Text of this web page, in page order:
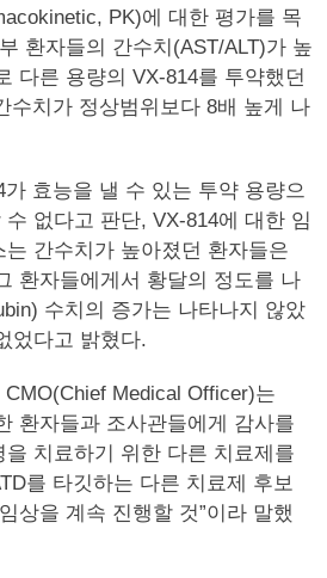
PK)에 대한 평가를 목
환자들의 간수치(AST/ALT)가 높
다른 용량의 VX-814를 투약했던
수치가 정상범위보다 8배 높게 나
효능을 낼 수 있는 투약 용량으
없다고 판단, VX-814에 대한 임
간수치가 높아졌던 환자들은
환자들에게서 황달의 정도를 나
수치의 증가는 나타나지 않았
었다고 밝혔다.
Medical Officer)는
환자들과 조사관들에게 감사를
치료하기 위한 다른 치료제를
를 타깃하는 다른 치료제 후보
상을 계속 진행할 것”이라 말했